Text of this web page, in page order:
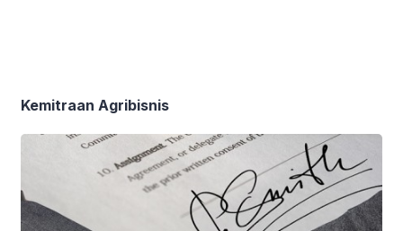
Kemitraan Agribisnis